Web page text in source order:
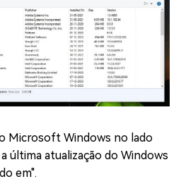
Microsoft Windows no lado
última atualização do Windows
em".